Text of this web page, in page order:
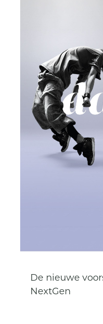
De nieuwe
NextGen